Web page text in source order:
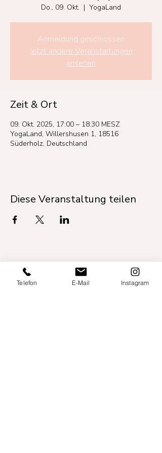
Do., 09. Okt.
  |
YogaLand
Anmeldung geschlossen
Jetzt andere Veranstaltungen
ansehen
Zeit & Ort
09. Okt. 2025, 17:00 – 18:30 MESZ
YogaLand, Willershusen 1, 18516
Süderholz, Deutschland
Diese Veranstaltung teilen
Telefon E-Mail Instagram